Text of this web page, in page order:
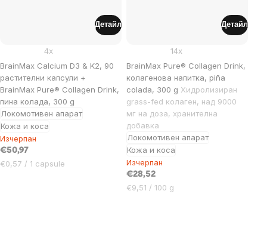
BrainMax Calcium D3 & K2, 90
растителни капсули +
BrainMax Pure® Collagen Drink,
пина колада, 300 g
Локомотивен апарат
Кожа и коса
4x
Изчерпан
€50,97
Цена
€0,57 / 1 capsule
Детайл
BrainMax Pure® Collagen Drink,
колагенова напитка, piña
colada, 300 g Хидролизиран
grass-fed колаген, над 9000
мг на доза, хранителна
добавка
Локомотивен апарат
Кожа и коса
14x
Изчерпан
€28,52
Цена
€9,51 / 100 g
Детайл